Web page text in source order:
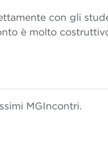
con gli
è molto
MGIncontri.